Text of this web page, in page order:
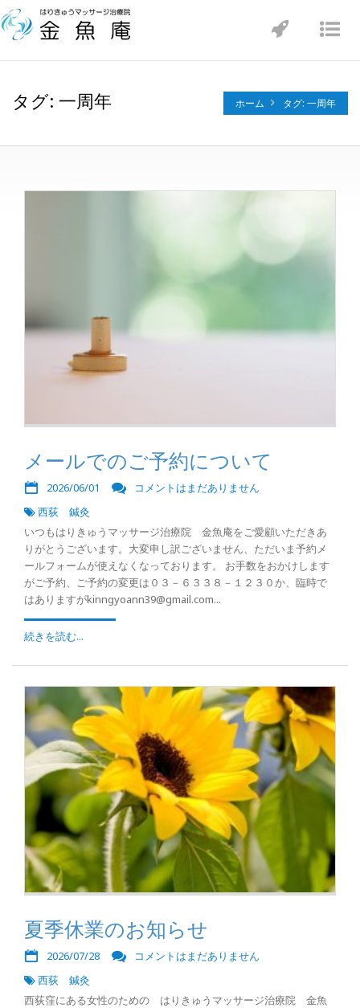
タグ: 一周年 ホーム タグ: 一周年
メールでのご予約について
2026/06/01
コメントはまだありません
西荻 鍼灸
いつもはりきゅうマッサージ治療院 金魚庵をご愛顧いただきあ
りがとうございます。大変申し訳ございません、ただいま予約メ
ールフォームが使えなくなっております。 お手数をおかけします
がご予約、ご予約の変更は０３－６３３８－１２３０か、臨時で
はありますがkinngyoann39@gmail.com...
続きを読む...
夏季休業のお知らせ
2026/07/28
コメントはまだありません
西荻 鍼灸
西荻窪にある女性のための はりきゅうマッサージ治療院 金魚